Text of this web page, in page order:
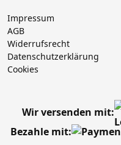
Impressum
AGB
Widerrufsrecht
Datenschutzerklärung
Cookies
Wir versenden mit:
Bezahle mit: